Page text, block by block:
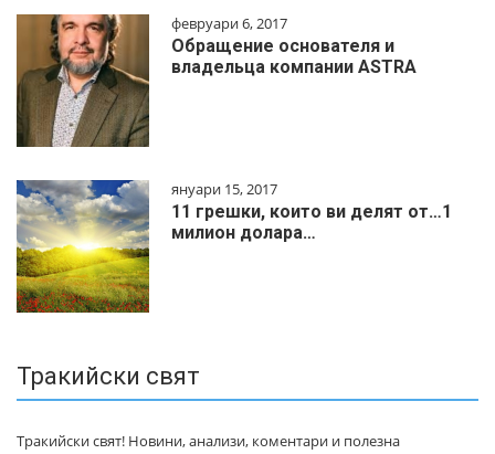
февруари 6, 2017
Обращение основателя и
владельца компании ASTRA
януари 15, 2017
11 грешки, които ви делят от…1
милиoн дoлapa…
Тракийски свят
Тракийски свят! Новини, анализи, коментари и полезна